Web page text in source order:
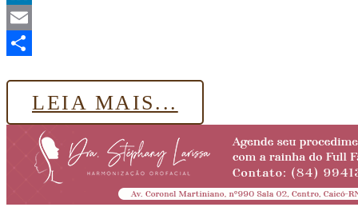
LinkedIn
Email
LEIA MAIS...